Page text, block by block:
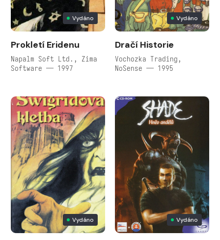
Vydáno
Prokletí Eridenu
Napalm Soft Ltd., Zima
Software — 1997
Vydáno
Dračí Historie
Vochozka Trading,
NoSense — 1995
Vydáno Vydáno